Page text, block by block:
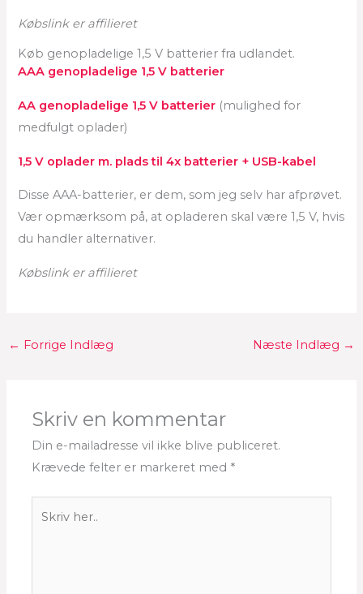
Købslink er affilieret
Køb genopladelige 1,5 V batterier fra udlandet.
AAA genopladelige 1,5 V batterier
AA genopladelige 1,5 V batterier (mulighed for
medfulgt oplader)
1,5 V oplader m. plads til 4x batterier + USB-kabel
Disse AAA-batterier, er dem, som jeg selv har afprøvet.
Vær opmærksom på, at opladeren skal være 1,5 V, hvis
du handler alternativer.
Købslink er affilieret
← Forrige Indlæg Næste Indlæg →
Skriv en kommentar
Din e-mailadresse vil ikke blive publiceret.
Krævede felter er markeret med *